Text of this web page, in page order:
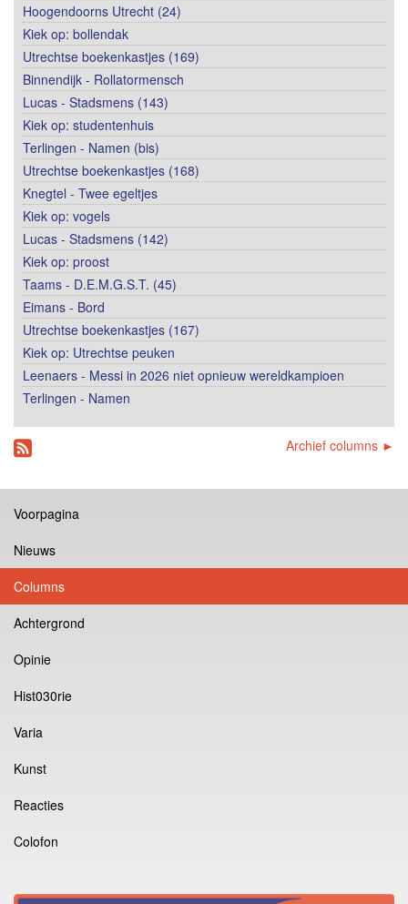
Hoogendoorns Utrecht (24)
Kiek op: bollendak
Utrechtse boekenkastjes (169)
Binnendijk - Rollatormensch
Lucas - Stadsmens (143)
Kiek op: studentenhuis
Terlingen - Namen (bis)
Utrechtse boekenkastjes (168)
Knegtel - Twee egeltjes
Kiek op: vogels
Lucas - Stadsmens (142)
Kiek op: proost
Taams - D.E.M.G.S.T. (45)
Eimans - Bord
Utrechtse boekenkastjes (167)
Kiek op: Utrechtse peuken
Leenaers - Messi in 2026 niet opnieuw wereldkampioen
Terlingen - Namen
Archief columns ►
Voorpagina
Nieuws
Columns
Achtergrond
Opinie
Hist030rie
Varia
Kunst
Reacties
Colofon